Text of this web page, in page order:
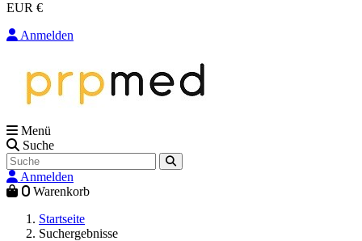
EUR €
Anmelden
Menü
Suche
Anmelden
0 Warenkorb
Startseite
Suchergebnisse